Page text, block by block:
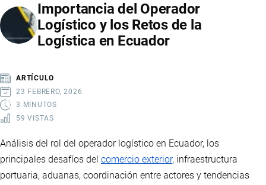
DESAFÍOS,
COSTOS
Y
IMPORTAR
Y
EXPORTAR
Importancia del Operador
Logístico y los Retos de la
Logística en Ecuador
ARTÍCULO
23 FEBRERO, 2026
3 MINUTOS
59 VISTAS
Análisis del rol del operador logístico en Ecuador, los
principales desafíos del comercio exterior, infraestructura
portuaria, aduanas, coordinación entre actores y tendencias